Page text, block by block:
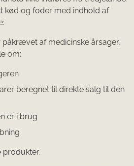
kød og foder med indhold af
påkrævet af medicinske årsager,
om:
beregnet til direkte salg til den
er i brug
produkter.